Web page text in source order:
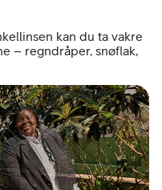
kan du ta vakre
– regndråper, snøflak,